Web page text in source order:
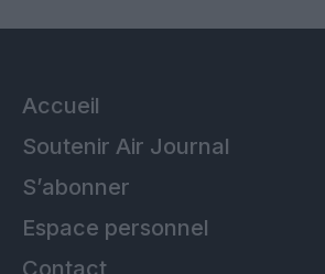
Accueil
Soutenir Air Journal
S’abonner
Espace personnel
Contact